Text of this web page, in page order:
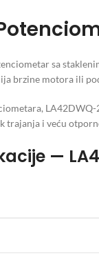
sa
brzine motora ili
trajanja i veću
—